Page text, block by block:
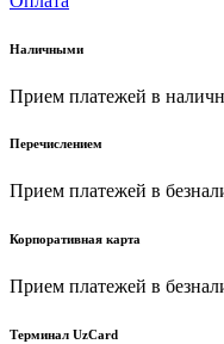
Наличными
Прием платежей в
Перечислением
Прием платежей в
Корпоративная карта
Прием платежей в
Терминал UzCard